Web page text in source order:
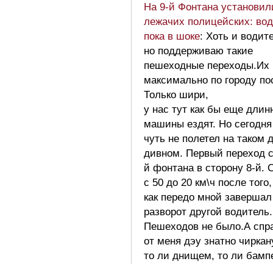
На 9-й Фонтана
лежачих полицейских:
пока в шоке: Хоть и
но поддерживаю такие
пешеходные переходы.Их
максимально по городу
Только шири,
у нас тут как бы еще
машины ездят. Но
чуть не полетел на таком
дивном. Первый переход
й фонтана в сторону 8-й.
с 50 до 20 км\ч после того,
как передо мной завершал
разворот другой водитель.
Пешеходов не было.А
от меня дэу знатно
то ли днищем, то ли